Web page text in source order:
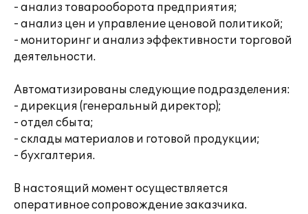
- анализ товарооборота предприятия;
- анализ цен и управление ценовой политикой;
- мониторинг и анализ эффективности торговой
деятельности.
Автоматизированы следующие подразделения:
- дирекция (генеральный директор);
- отдел сбыта;
- склады материалов и готовой продукции;
- бухгалтерия.
В настоящий момент осуществляется
оперативное сопровождение заказчика.